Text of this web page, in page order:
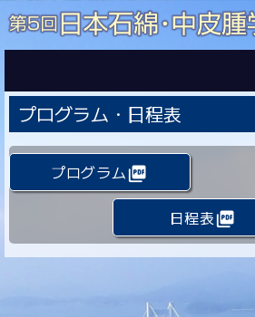
プログラム・日程表
プログラムpicture_as_pdf
日程表picture_as_pdf